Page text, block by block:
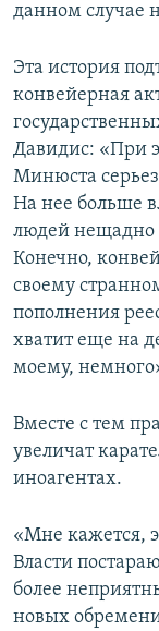
данном случае
Эта история
конвейерная
Давидис: «При
Минюста
На нее больше
людей нещадно
Конечно,
своему
пополнения
хватит еще на
моему,
Вместе с тем
увеличат
иноагентах.
«Мне кажется,
Власти
более
новых